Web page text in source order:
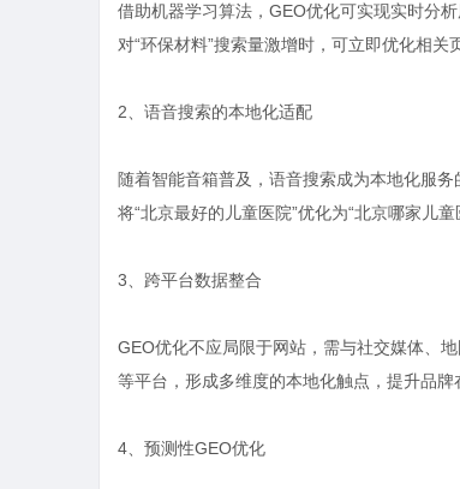
借助机器学习算法，GEO优化可实现实时分
对“环保材料”搜索量激增时，可立即优化相关
2、语音搜索的本地化适配
随着智能音箱普及，语音搜索成为本地化服
将“北京最好的儿童医院”优化为“北京哪家儿
3、跨平台数据整合
GEO优化不应局限于网站，需与社交媒体、
等平台，形成多维度的本地化触点，提升品牌
4、预测性GEO优化